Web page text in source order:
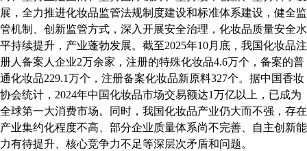
展，全力推进化妆品监管法规制度建设和标准体系建设，健全监
管机制、创新监管方式，深入开展安全治理，化妆品质量安全水
平持续提升，产业蓬勃发展。截至2025年10月底，我国化妆品注
册人备案人企业2万余家，注册的特殊化妆品4.6万个，备案的普
通化妆品229.1万个，注册备案化妆品新原料327个。据中国香妆
协会统计，2024年中国化妆品市场交易额达1万亿以上，已成为
全球第一大消费市场。同时，我国化妆品产业仍大而不强，存在
产业集约化程度不高、部分企业质量体系尚不完善、自主创新能
力有待提升、核心竞争力不足等深层次矛盾和问题。